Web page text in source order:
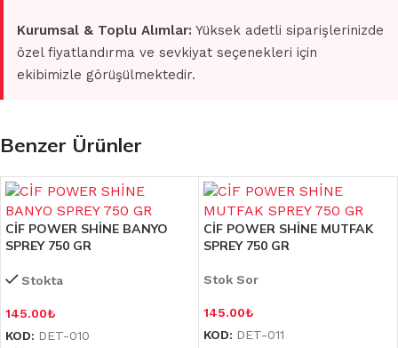
Kurumsal & Toplu Alımlar: Yüksek adetli siparişlerinizde
özel fiyatlandırma ve sevkiyat seçenekleri için
ekibimizle görüşülmektedir.
Benzer Ürünler
CİF POWER SHİNE BANYO
SPREY 750 GR
Stokta
145.00₺
KOD: DET-010
CİF POWER SHİNE MUTFAK
SPREY 750 GR
Stok Sor
145.00₺
KOD: DET-011